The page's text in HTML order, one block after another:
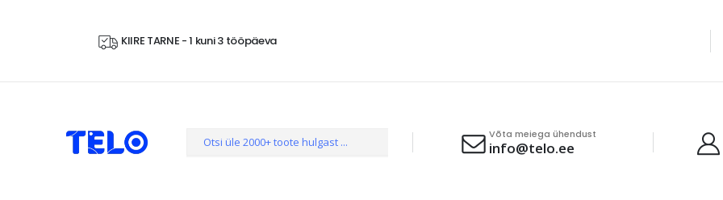
KIIRE TARNE - 1 kuni 3 tööpäeva
Võta meiega ühendust
info@telo.ee